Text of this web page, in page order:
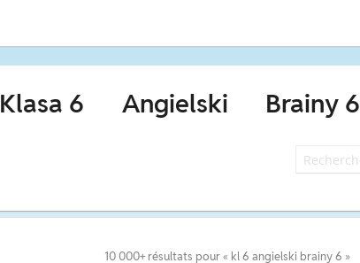
Klasa 6 Angielski Brainy 6
10 000+ résultats pour « kl 6 angielski brainy 6 »